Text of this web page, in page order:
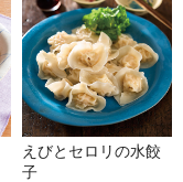
えびとセロリの水餃
子